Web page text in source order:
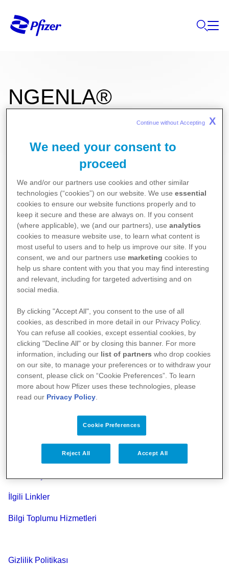
NGENLA®
60 mg/1,2 mL enjeksiyonluk çözelti
içeren kullanıma hazır kalem
Kullanma Talimatı
Kısa Ürün Bilgisi
Kullanım Koşulları
Aydınlatma Metni
İlgili Linkler
Bilgi Toplumu Hizmetleri
Gizlilik Politikası
We need your consent to
proceed
We and/or our partners use cookies and other similar
technologies (“cookies”) on our website. We useessential
cookies to ensure our website functions properly and to
keep it secure and these are always on. If you consent
(where applicable), we (and our partners), useanalytics
cookies to measure website use, to learn what content is
most useful to users and to help us improve our site. If you
consent, we and our partners use marketing cookies to
help us share content with you that you may find interesting
and relevant, including for targeted advertising and on
social media.
By clicking "Accept All", you consent to the use of all
cookies, as described in more detail in our Privacy Policy.
You can refuse all cookies, except essential cookies, by
clicking "Decline All" or by closing this banner. For more
information, including our list of partners who drop cookies
on our site, to manage your preferences or to withdraw your
consent, please click on “Cookie Preferences”. To learn
more about how Pfizer uses these technologies, please
read our Privacy Policy
Cookie Preferences
Reject All Accept All
Continue without Accepting X